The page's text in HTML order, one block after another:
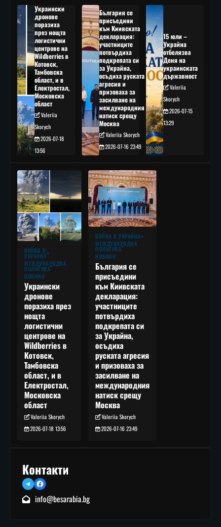
Украински
дронове
поразиха
през нощта
логистични
центрове на
Wildberries в
Котовск,
Тамбовска
област, и в
Електростал,
Московска
област
Valeriia
Skorych
2026-07-18
13:56
България се
присъедини
към Киивската
декларация:
участниците
потвърдиха
подкрепата си
за Украйна,
осъдиха руската
агресия и
призоваха за
засилване на
международния
натиск срещу
Москва
Valeriia Skorych
2026-07-16 23:49
15 юли –
Украйна
отбелязва
Деня на
украинската
държавност
Valeriia
Skorych
2026-07-15
13:29
ВОЙНА В
УКРАЙНА
МЕЖДУНАРОДНА
ПОЛИТИКА
НОВИНИ
Украински
дронове
поразиха през
нощта
логистични
центрове на
Wildberries в
Котовск,
Тамбовска
област, и в
Електростал,
Московска
област
Valeriia Skorych
2026-07-18 13:56
ВОЙНА В УКРАЙНА
МЕЖДУНАРОДНА
ПОЛИТИКА
НОВИНИ
България се
присъедини
към Киивската
декларация:
участниците
потвърдиха
подкрепата си
за Украйна,
осъдиха
руската агресия
и призоваха за
засилване на
международния
натиск срещу
Москва
Valeriia Skorych
2026-07-16 23:49
Контакти
TelegramFacebook
info@besarabia.bg